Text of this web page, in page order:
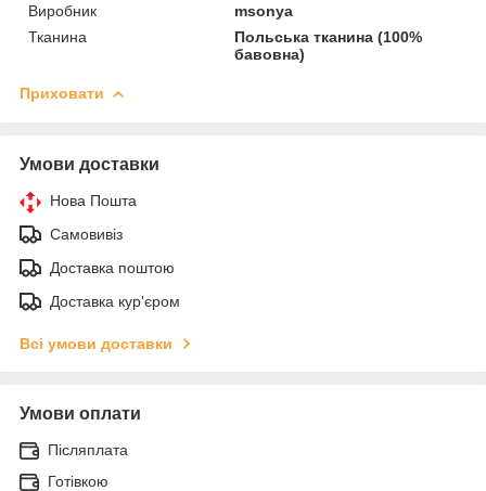
Виробник
msonya
Тканина
Польська тканина (100%
бавовна)
Приховати
Умови доставки
Нова Пошта
Самовивіз
Доставка поштою
Доставка кур'єром
Всі умови доставки
Умови оплати
Післяплата
Готівкою